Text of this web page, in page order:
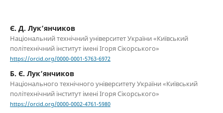
Є. Д. Лук’янчиков
Національний технічний університет України «Київський
політехнічний інститут імені Ігоря Сікорського»
https://orcid.org/0000-0001-5763-6972
Б. Є. Лук’янчиков
Національного технічного університету України «Київський
політехнічний інститут імені Ігоря Сікорського»
https://orcid.org/0000-0002-4761-5980